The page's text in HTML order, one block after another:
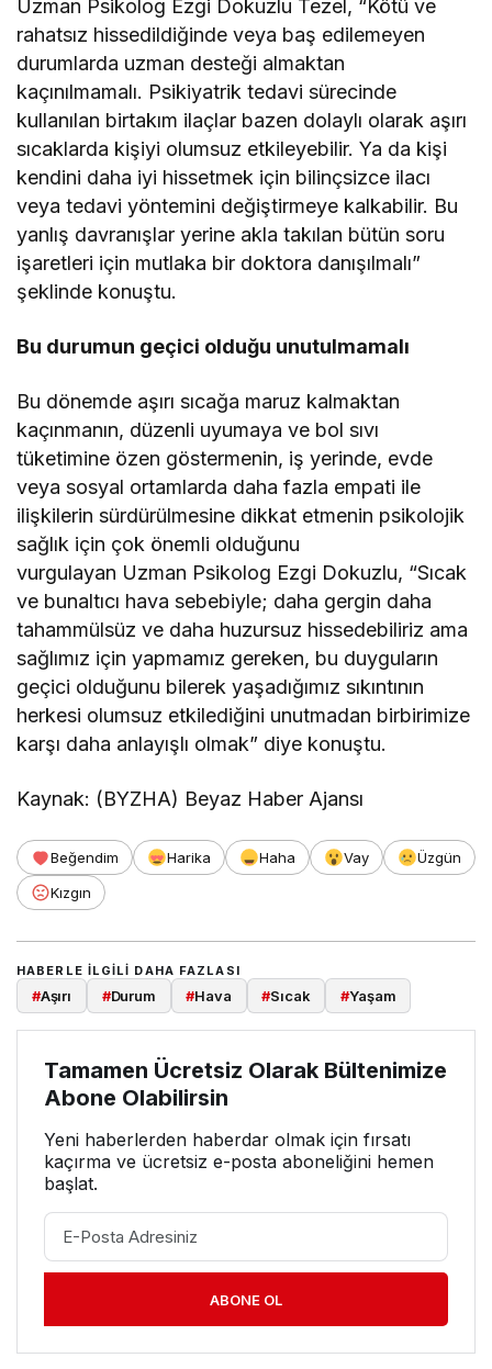
Uzman Psikolog Ezgi Dokuzlu Tezel, “Kötü ve
rahatsız hissedildiğinde veya baş edilemeyen
durumlarda uzman desteği almaktan
kaçınılmamalı. Psikiyatrik tedavi sürecinde
kullanılan birtakım ilaçlar bazen dolaylı olarak aşırı
sıcaklarda kişiyi olumsuz etkileyebilir. Ya da kişi
kendini daha iyi hissetmek için bilinçsizce ilacı
veya tedavi yöntemini değiştirmeye kalkabilir. Bu
yanlış davranışlar yerine akla takılan bütün soru
işaretleri için mutlaka bir doktora danışılmalı”
şeklinde konuştu.
Bu durumun geçici olduğu unutulmamalı
Bu dönemde aşırı sıcağa maruz kalmaktan
kaçınmanın, düzenli uyumaya ve bol sıvı
tüketimine özen göstermenin, iş yerinde, evde
veya sosyal ortamlarda daha fazla empati ile
ilişkilerin sürdürülmesine dikkat etmenin psikolojik
sağlık için çok önemli olduğunu
vurgulayan Uzman Psikolog Ezgi Dokuzlu, “Sıcak
ve bunaltıcı hava sebebiyle; daha gergin daha
tahammülsüz ve daha huzursuz hissedebiliriz ama
sağlımız için yapmamız gereken, bu duyguların
geçici olduğunu bilerek yaşadığımız sıkıntının
herkesi olumsuz etkilediğini unutmadan birbirimize
karşı daha anlayışlı olmak” diye konuştu.
Kaynak: (BYZHA) Beyaz Haber Ajansı
Beğendim Harika Haha Vay
Üzgün
Kızgın
HABERLE ILGILI DAHA FAZLASI
#Aşırı #Durum #Hava #Sıcak #Yaşam
Tamamen Ücretsiz Olarak Bültenimize
Abone Olabilirsin
Yeni haberlerden haberdar olmak için fırsatı
kaçırma ve ücretsiz e-posta aboneliğini hemen
başlat.
ABONE OL